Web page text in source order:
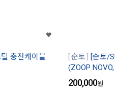
충전케이블 순토
[순토/
(ZOOP
200,000원